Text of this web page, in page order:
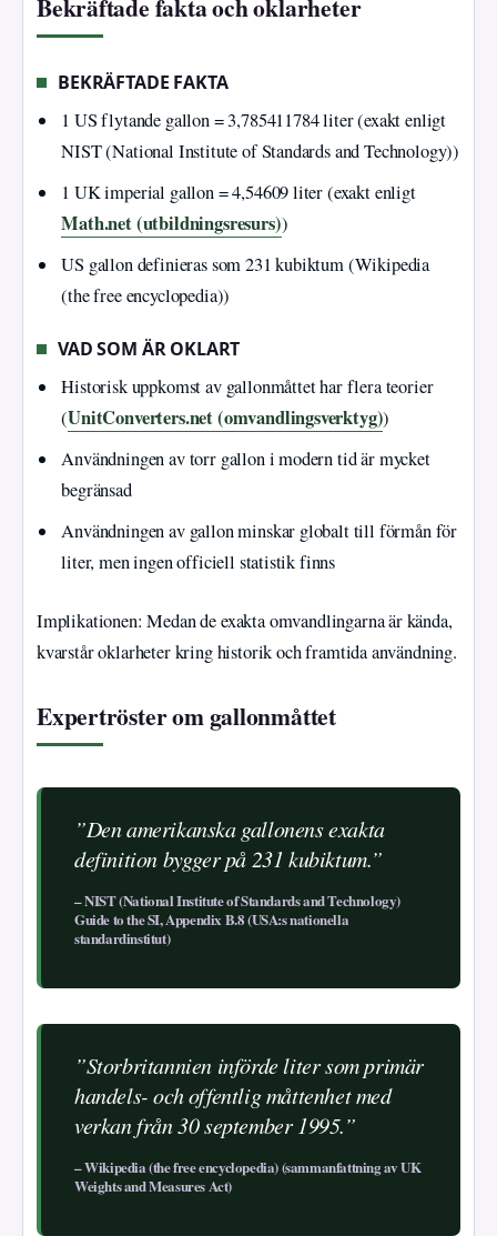
Bekräftade fakta och oklarheter
BEKRÄFTADE FAKTA
1 US flytande gallon = 3,785411784 liter (exakt enligt
NIST (National Institute of Standards and Technology))
1 UK imperial gallon = 4,54609 liter (exakt enligt
Math.net (utbildningsresurs))
US gallon definieras som 231 kubiktum (Wikipedia
(the free encyclopedia))
VAD SOM ÄR OKLART
Historisk uppkomst av gallonmåttet har flera teorier
(UnitConverters.net (omvandlingsverktyg))
Användningen av torr gallon i modern tid är mycket
begränsad
Användningen av gallon minskar globalt till förmån för
liter, men ingen officiell statistik finns
Implikationen: Medan de exakta omvandlingarna är kända,
kvarstår oklarheter kring historik och framtida användning.
Expertröster om gallonmåttet
”Den amerikanska gallonens exakta
definition bygger på 231 kubiktum.”
– NIST (National Institute of Standards and Technology)
Guide to the SI, Appendix B.8 (USA:s nationella
standardinstitut)
”Storbritannien införde liter som primär
handels- och offentlig måttenhet med
verkan från 30 september 1995.”
– Wikipedia (the free encyclopedia) (sammanfattning av UK
Weights and Measures Act)